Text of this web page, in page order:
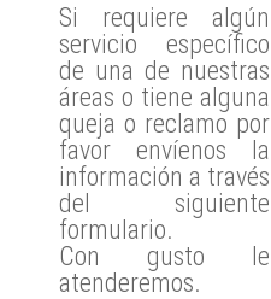
Si requiere algún
servicio específico
de una de nuestras
áreas o tiene alguna
queja o reclamo por
favor envíenos la
información a través
del siguiente
formulario.
Con gusto le
atenderemos.